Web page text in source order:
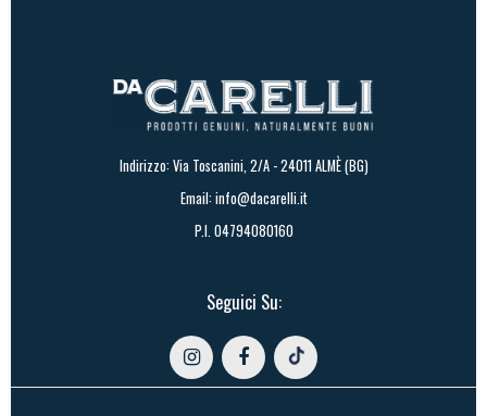
Indirizzo: Via Toscanini, 2/A - 24011 ALMÈ (BG)
Email: info@dacarelli.it
P.I. 04794080160
Seguici Su: